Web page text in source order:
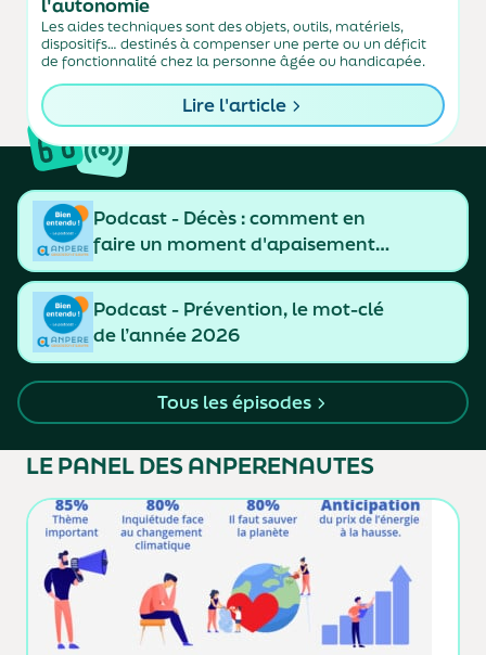
Les aides techniques sont des objets, outils, matériels,
dispositifs… destinés à compenser une perte ou un déficit
de fonctionnalité chez la personne âgée ou handicapée.
Lire l'article
Podcast - Décès : comment en
faire un moment d'apaisement
et de resserrement des liens
Podcast - Prévention, le mot-clé
de l’année 2026
Tous les épisodes
LE PANELDES ANPERENAUTES